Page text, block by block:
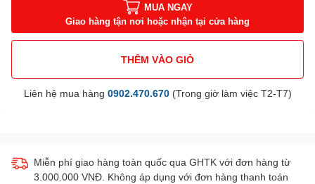
MUA NGAY
Giao hàng tận nơi hoặc nhận tại cửa hàng
THÊM VÀO GIỎ
Liên hệ mua hàng 0902.470.670(Trong giờ làm việc T2-T7)
Miễn phí giao hàng toàn quốc qua GHTK với đơn hàng từ
3.000.000 VNĐ. Không áp dụng với đơn hàng thanh toán